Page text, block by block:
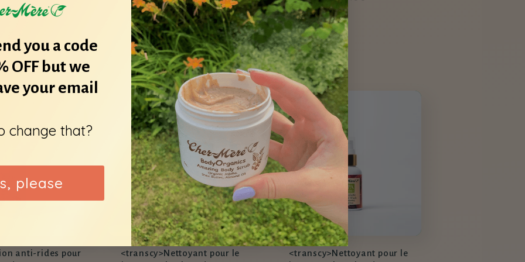
des
critiques
2 reviews
Prix
habituel
$30.00
habituel
anti-rides pour
<transcy>Nettoyant pour le
<transcy>Nettoyant pour le
you a code
OFF but we
your email
change that?
please